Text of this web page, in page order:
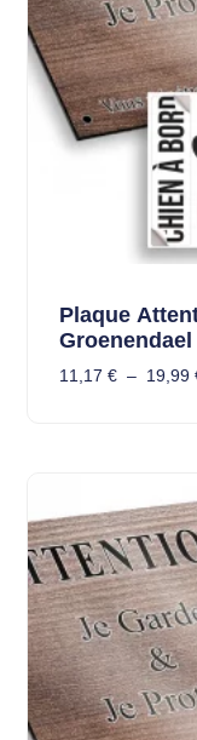
Plaque
11,17 € – 19,99